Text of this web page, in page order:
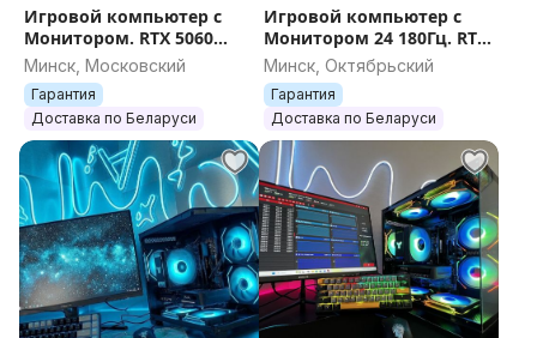
Игровой компьютер с
Монитором. RTX 5060
НОВЫЙ.
Минск, Московский
Гарантия
Доставка по Беларуси
Игровой компьютер с
Монитором 24 180Гц. RTX
5060. Комплект.
Минск, Октябрьский
Гарантия
Доставка по Беларуси